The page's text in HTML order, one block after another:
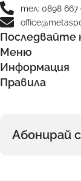
тел: 0898 667
Последвайте
Меню
Информация
Правила
Абонирай